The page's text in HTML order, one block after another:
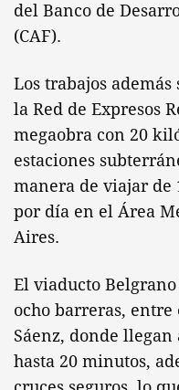
del Banco de
(CAF).
Los trabajos
la Red de Expresos
megaobra con 20
estaciones
manera de viajar de
por día en el Área
Aires.
El viaducto
ocho barreras,
Sáenz, donde
hasta 20 minutos,